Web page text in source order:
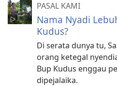
PASAL KAMI
Nama Nyadi
Kudus?
Di serata dunya tu,
orang ketegal
Bup Kudus enggau
dipejalaika.